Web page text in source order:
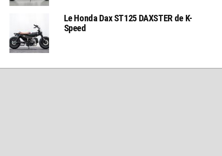
Le Honda Dax ST125 DAXSTER de K-
Speed